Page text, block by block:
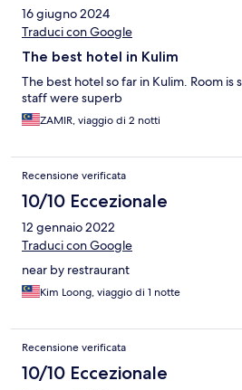
16 giugno 2024
Traduci con Google
The best hotel in Kulim
The best hotel so far in Kulim. Room is
staff were superb
ZAMIR, viaggio di 2 notti
Recensione verificata
10/10 Eccezionale
12 gennaio 2022
Traduci con Google
near by restraurant
Kim Loong, viaggio di 1 notte
Recensione verificata
10/10 Eccezionale